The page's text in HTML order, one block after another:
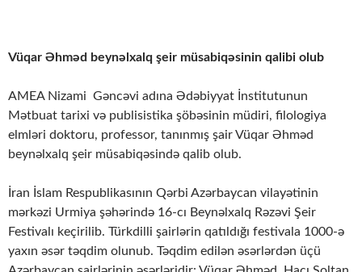
Vüqar Əhməd beynəlxalq şeir müsabiqəsinin qalibi olub
AMEA Nizami Gəncəvi adına Ədəbiyyat İnstitutunun
Mətbuat tarixi və publisistika şöbəsinin müdiri, filologiya
elmləri doktoru, professor, tanınmış şair Vüqar Əhməd
beynəlxalq şeir müsabiqəsində qalib olub.
İran İslam Respublikasının Qərbi Azərbaycan vilayətinin
mərkəzi Urmiya şəhərində 16-cı Beynəlxalq Rəzəvi Şeir
Festivalı keçirilib. Türkdilli şairlərin qatıldığı festivala 1000-ə
yaxın əsər təqdim olunub. Təqdim edilən əsərlərdən üçü